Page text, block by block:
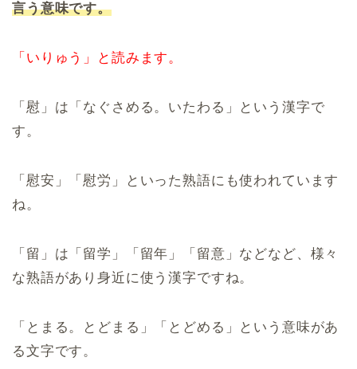
言う意味です。
「いりゅう」と読みます。
「慰」は「なぐさめる。いたわる」という漢字で
す。
「慰安」「慰労」といった熟語にも使われています
ね。
「留」は「留学」「留年」「留意」などなど、様々
な熟語があり身近に使う漢字ですね。
「とまる。とどまる」「とどめる」という意味があ
る文字です。